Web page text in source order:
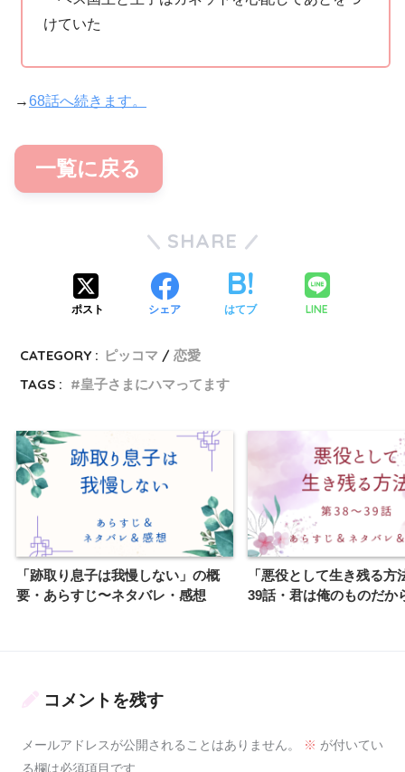
けていた
→68話へ続きます。
一覧に戻る
SHARE
ポスト シェア はてブ LINE
CATEGORY : ピッコマ
恋愛
TAGS :
皇子さまにハマってます
「跡取り息子は我慢しない」の概
要・あらすじ〜ネタバレ・感想
「悪役として生き残る方
39話・君は俺のものだか
コメントを残す
メールアドレスが公開されることはありません。 ※ が付いてい
る欄は必須項目です